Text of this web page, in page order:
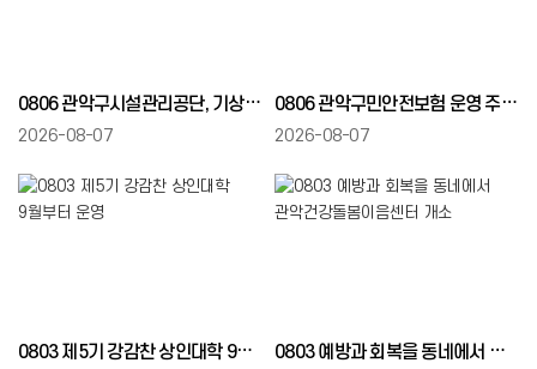
0806 관악구시설관리공단, 기상재해 모니터링 시스템 구축
2026-08-07
0806 관악구민안전보험 운영 주민 자동 가입
2026-08-07
0803 제5기 강감찬 상인대학 9월부터 운영 0803 예방과 회복을 동네에서 관악건강돌봄이음센터 개소